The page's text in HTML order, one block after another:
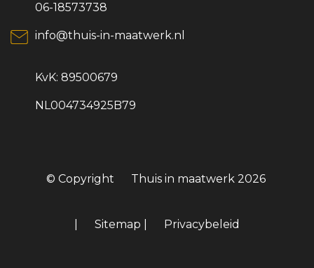
06-18573738
info@thuis-in-maatwerk.nl
KvK: 89500679
NL004734925B79
© Copyright Thuis in maatwerk2026
Sitemap Privacybeleid